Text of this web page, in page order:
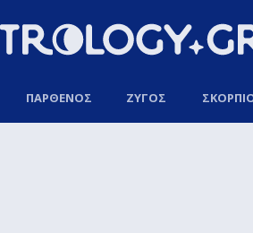
ΠΑΡΘΕΝΟΣ ΖΥΓΟΣ